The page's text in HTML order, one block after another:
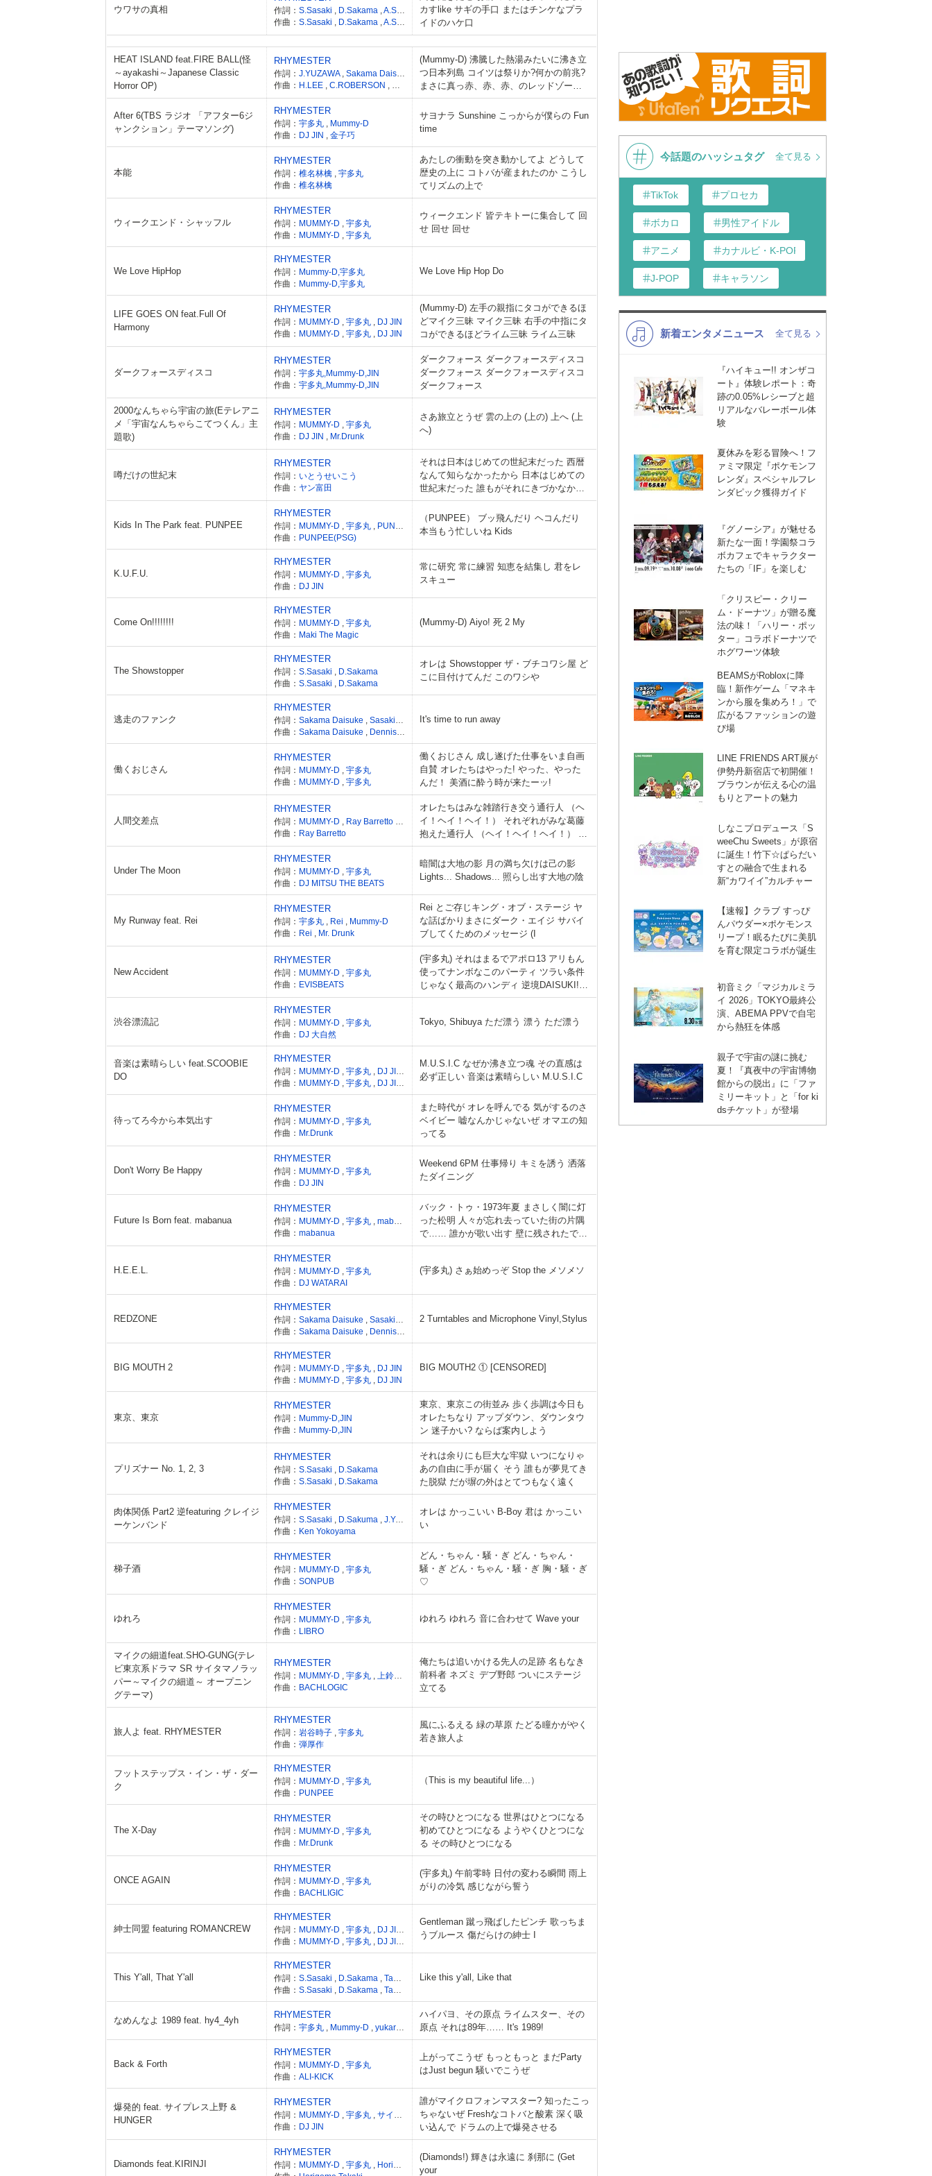
ウワサの真相 作詞： S.Sasaki D.Sakama A.Sato , H.Hata ,Y.Kamo,E.Clapton,P.Brown,J.Brucel
作曲： S.Sasaki D.Sakama A.Sato , H.Hata,Y.Kamo
カすlike サギの手口 またはチンケなプラ
イドのハケ口
HEAT ISLAND feat.FIRE BALL(怪
～ayakashi～Japanese Classic
Horror OP)
RHYMESTER
作詞： J.YUZAWA Sakama Daisuke Sasaki Shiro ,H.Lee C.Roberson
作曲： H.LEE C.ROBERSON Sakama Daisuke
(Mummy-D) 沸騰した熱湯みたいに沸き立
つ日本列島 コイツは祭りか?何かの前兆?
まさに真っ赤、赤、赤、のレッドゾーン
ならボケっとせずに即選択
After 6(TBS ラジオ 「アフター6ジ
ャンクション」テーマソング)
RHYMESTER
作詞： 宇多丸
Mummy-D
作曲： DJ JIN 金子巧
サヨナラ Sunshine こっからが僕らの Fun
time
本能
RHYMESTER
作詞： 椎名林檎
宇多丸
作曲： 椎名林檎
あたしの衝動を突き動かしてよ どうして
歴史の上に コトバが産まれたのか こうし
てリズムの上で
ウィークエンド・シャッフル
RHYMESTER
作詞： MUMMY-D
宇多丸
作曲： MUMMY-D 宇多丸
ウィークエンド 皆テキトーに集合して 回
せ 回せ 回せ
We Love HipHop
RHYMESTER
作詞： Mummy-D,宇多丸
作曲： Mummy-D,宇多丸
We Love Hip Hop Do
LIFE GOES ON feat.Full Of
Harmony
RHYMESTER
作詞： MUMMY-D 宇多丸
DJ JIN
作曲： MUMMY-D 宇多丸 DJ JIN
(Mummy-D) 左手の親指にタコができるほ
どマイク三昧 マイク三昧 右手の中指にタ
コができるほどライム三昧 ライム三昧
ダークフォースディスコ
RHYMESTER
作詞： 宇多丸,Mummy-D,JIN
作曲： 宇多丸,Mummy-D,JIN
ダークフォース ダークフォースディスコ
ダークフォース ダークフォースディスコ
ダークフォース
2000なんちゃら宇宙の旅(Eテレアニ
メ「宇宙なんちゃらこてつくん」主
題歌)
RHYMESTER
作詞： MUMMY-D
宇多丸
作曲： DJ JIN Mr.Drunk
さあ旅立とうぜ 雲の上の (上の) 上へ (上
へ)
噂だけの世紀末
RHYMESTER
作詞： いとうせいこう
作曲： ヤン富田
それは日本はじめての世紀末だった 西暦
なんて知らなかったから 日本はじめての
世紀末だった 誰もがそれにきづかなかっ
た 噂はすぐにひろがりだした
Kids In The Park feat. PUNPEE
RHYMESTER
作詞： MUMMY-D 宇多丸
PUNPEE
作曲： PUNPEE(PSG)
（PUNPEE） ブッ飛んだり ヘコんだり
本当もう忙しいね Kids
K.U.F.U.
RHYMESTER
作詞： MUMMY-D
宇多丸
作曲： DJ JIN
常に研究 常に練習 知恵を結集し 君をレ
スキュー
Come On!!!!!!!!
RHYMESTER
作詞： MUMMY-D
宇多丸
作曲： Maki The Magic
(Mummy-D) Aiyo! 死 2 My
The Showstopper
RHYMESTER
作詞： S.Sasaki
D.Sakama
作曲： S.Sasaki D.Sakama
オレは Showstopper ザ・ブチコワシ屋 ど
こに目付けてんだ このワシや
逃走のファンク
RHYMESTER
作詞： Sakama Daisuke
Sasaki Shiro
作曲： Sakama Daisuke Dennis James Coffey
It's time to run away
働くおじさん
RHYMESTER
作詞： MUMMY-D
宇多丸
作曲： MUMMY-D 宇多丸
働くおじさん 成し遂げた仕事をいま自画
自賛 オレたちはやった! やった、やった
んだ！ 美酒に酔う時が来たーッ!
人間交差点
RHYMESTER
作詞： MUMMY-D Ray Barretto
宇多丸
作曲： Ray Barretto
オレたちはみな雑踏行き交う通行人 （ヘ
イ！ヘイ！ヘイ！） それぞれがみな葛藤
抱えた通行人 （ヘイ！ヘイ！ヘイ！） ス
トーリーとストーリーが出会い
Under The Moon
RHYMESTER
作詞： MUMMY-D
宇多丸
作曲： DJ MITSU THE BEATS
暗闇は大地の影 月の満ち欠けは己の影
Lights... Shadows... 照らし出す大地の陰
My Runway feat. Rei
RHYMESTER
作詞： 宇多丸 Rei
Mummy-D
作曲： Rei Mr. Drunk
Rei とご存じキング・オブ・ステージ ヤ
な話ばかりまさにダーク・エイジ サバイ
ブしてくためのメッセージ (I
New Accident
RHYMESTER
作詞： MUMMY-D
宇多丸
作曲： EVISBEATS
(宇多丸) それはまるでアポロ13 アリもん
使ってナンボなこのパーティ ツラい条件
じゃなく最高のハンディ 逆境DAISUKI!な
孤高のダンディ
渋谷漂流記
RHYMESTER
作詞： MUMMY-D
宇多丸
作曲： DJ 大自然
Tokyo, Shibuya ただ漂う 漂う ただ漂う
音楽は素晴らしい feat.SCOOBIE
DO
RHYMESTER
作詞： MUMMY-D 宇多丸 DJ JIN
ScoobieDo
作曲： MUMMY-D 宇多丸 DJ JIN ScoobieDo
M.U.S.I.C なぜか沸き立つ魂 その直感は
必ず正しい 音楽は素晴らしい M.U.S.I.C
待ってろ今から本気出す
RHYMESTER
作詞： MUMMY-D
宇多丸
作曲： Mr.Drunk
また時代が オレを呼んでる 気がするのさ
ベイビー 嘘なんかじゃないぜ オマエの知
ってる
Don't Worry Be Happy
RHYMESTER
作詞： MUMMY-D
宇多丸
作曲： DJ JIN
Weekend 6PM 仕事帰り キミを誘う 洒落
たダイニング
Future Is Born feat. mabanua
RHYMESTER
作詞： MUMMY-D 宇多丸
mabanua
作曲： mabanua
バック・トゥ・1973年夏 まさしく闇に灯
った松明 人々が忘れ去っていた街の片隅
で…… 誰かが歌い出す 壁に残されたでっ
かいタグ
H.E.E.L.
RHYMESTER
作詞： MUMMY-D
宇多丸
作曲： DJ WATARAI
(宇多丸) さぁ始めっぞ Stop the メソメソ
REDZONE
RHYMESTER
作詞： Sakama Daisuke
Sasaki Shiro
作曲： Sakama Daisuke Dennis James Coffey
2 Turntables and Microphone Vinyl,Stylus
BIG MOUTH 2
RHYMESTER
作詞： MUMMY-D 宇多丸
DJ JIN
作曲： MUMMY-D 宇多丸 DJ JIN
BIG MOUTH2 ① [CENSORED]
東京、東京
RHYMESTER
作詞： Mummy-D,JIN
作曲： Mummy-D,JIN
東京、東京この街並み 歩く歩調は今日も
オレたちなり アップダウン、ダウンタウ
ン 迷子かい? ならば案内しよう
プリズナー No. 1, 2, 3
RHYMESTER
作詞： S.Sasaki
D.Sakama
作曲： S.Sasaki D.Sakama
それは余りにも巨大な牢獄 いつになりゃ
あの自由に手が届く そう 誰もが夢見てき
た脱獄 だが塀の外はとてつもなく遠く
肉体関係 Part2 逆featuring クレイジ
ーケンバンド
RHYMESTER
作詞： S.Sasaki D.Sakuma J.Yamamoto
Ken Yokoyama
作曲： Ken Yokoyama
オレは かっこいい B-Boy 君は かっこい
い
梯子酒
RHYMESTER
作詞： MUMMY-D
宇多丸
作曲： SONPUB
どん・ちゃん・騒・ぎ どん・ちゃん・
騒・ぎ どん・ちゃん・騒・ぎ 胸・騒・ぎ
♡
ゆれろ
RHYMESTER
作詞： MUMMY-D
宇多丸
作曲： LIBRO
ゆれろ ゆれろ 音に合わせて Wave your
マイクの細道feat.SHO-GUNG(テレ
ビ東京系ドラマ SR サイタマノラッ
パー～マイクの細道～ オープニン
グテーマ)
RHYMESTER
作詞： MUMMY-D 宇多丸
上鈴木兄弟
作曲： BACHLOGIC
俺たちは追いかける先人の足跡 名もなき
前科者 ネズミ デブ野郎 ついにステージ
立てる
旅人よ feat. RHYMESTER
RHYMESTER
作詞： 岩谷時子
宇多丸
作曲： 弾厚作
風にふるえる 緑の草原 たどる瞳かがやく
若き旅人よ
フットステップス・イン・ザ・ダー
ク
RHYMESTER
作詞： MUMMY-D
宇多丸
作曲： PUNPEE
（This is my beautiful life...）
The X-Day
RHYMESTER
作詞： MUMMY-D
宇多丸
作曲： Mr.Drunk
その時ひとつになる 世界はひとつになる
初めてひとつになる ようやくひとつにな
る その時ひとつになる
ONCE AGAIN
RHYMESTER
作詞： MUMMY-D
宇多丸
作曲： BACHLIGIC
(宇多丸) 午前零時 日付の変わる瞬間 雨上
がりの冷気 感じながら誓う
紳士同盟 featuring ROMANCREW
RHYMESTER
作詞： MUMMY-D 宇多丸 DJ JIN ALI-KICK エムラスタ,将軍絢
作曲： MUMMY-D 宇多丸 DJ JIN ALI-KICK エムラスタ, 将軍絢
Gentleman 蹴っ飛ばしたピンチ 歌っちま
うブルース 傷だらけの紳士 I
This Y'all, That Y'all
RHYMESTER
作詞： S.Sasaki D.Sakama
Takashi Nagazumi
作曲： S.Sasaki D.Sakama Takashi Nagazumi
Like this y'all, Like that
なめんなよ 1989 feat. hy4_4yh
RHYMESTER
作詞： 宇多丸 Mummy-D yukarin chanchala
ハイパヨ、その原点 ライムスター、その
原点 それは89年…… It's 1989!
Back & Forth
RHYMESTER
作詞： MUMMY-D
宇多丸
作曲： ALI-KICK
上がってこうぜ もっともっと まだParty
はJust begun 騒いでこうぜ
爆発的 feat. サイプレス上野 &
HUNGER
RHYMESTER
作詞： MUMMY-D 宇多丸 サイプレス上野 ,HUNGER(GAGLE)
作曲： DJ JIN
誰がマイクロフォンマスター? 知ったこっ
ちゃないぜ Freshなコトバと酸素 深く吸
い込んで ドラムの上で爆発させる
Diamonds feat.KIRINJI
RHYMESTER
作詞： MUMMY-D 宇多丸
Horigome Takaki
(Diamonds!) 輝きは永遠に 刹那に (Get
your
今話題のハッシュタグ 全て見る
TikTok プロセカ
ボカロ 男性アイドル
アニメ カナルビ・K-POP和訳
J-POP キャラソン
K-POP バンド
VTuber ディズニー
新着エンタメニュース 全て見る
『ハイキュー!! オンザコ
ート』体験レポート：奇
跡の0.05%レシーブと超
リアルなバレーボール体
験
夏休みを彩る冒険へ！フ
ァミマ限定『ポケモンフ
レンダ』スペシャルフレ
ンダピック獲得ガイド
『グノーシア』が魅せる
新たな一面！学園祭コラ
ボカフェでキャラクター
たちの「IF」を楽しむ
「クリスピー・クリー
ム・ドーナツ」が贈る魔
法の味！「ハリー・ポッ
ター」コラボドーナツで
ホグワーツ体験
BEAMSがRobloxに降
臨！新作ゲーム「マネキ
ンから服を集めろ！」で
広がるファッションの遊
び場
LINE FRIENDS ART展が
伊勢丹新宿店で初開催！
ブラウンが伝える心の温
もりとアートの魅力
しなこプロデュース「S
weeChu Sweets」が原宿
に誕生！竹下☆ぱらだい
すとの融合で生まれる
新“カワイイ”カルチャー
【速報】クラブ すっぴ
んパウダー×ポケモンス
リープ！眠るたびに美肌
を育む限定コラボが誕生
初音ミク「マジカルミラ
イ 2026」TOKYO最終公
演、ABEMA PPVで自宅
から熱狂を体感
親子で宇宙の謎に挑む
夏！『真夜中の宇宙博物
館からの脱出』に「ファ
ミリーキット」と「for ki
dsチケット」が登場